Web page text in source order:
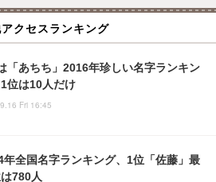
クセスランキング
「あちち」2016年珍しい名字ランキン
位は10人だけ
Fri 16:45
年全国名字ランキング、1位「佐藤」最
780人